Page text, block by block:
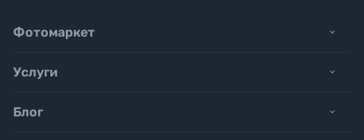
Фотомаркет
Услуги
Блог